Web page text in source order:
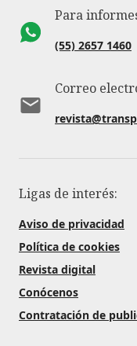
Para
(55) 2657 1460
Correo
Ligas de interés:
Aviso de privacidad
Política de cookies
Revista digital
Conócenos
Contratación de